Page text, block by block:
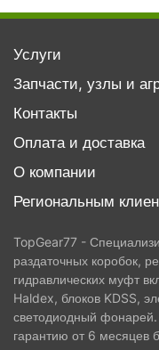
Услуги
Запчасти, узлы и
Контакты
Оплата и доставка
О компании
Региональным
TopGear77 -
раздаточных коробок,
гидравлических муфт
Haldex, блоков KDSS,
светодиодный
гарантию от 6 месяцев